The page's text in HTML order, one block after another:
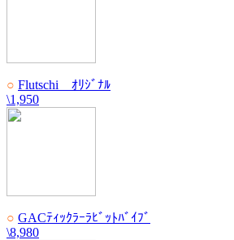
○ Flutschi ｵﾘｼﾞﾅﾙ
\1,950
○ GACﾃｨｯｸﾗｰﾗﾋﾞｯﾄﾊﾞｲﾌﾞ
\8,980